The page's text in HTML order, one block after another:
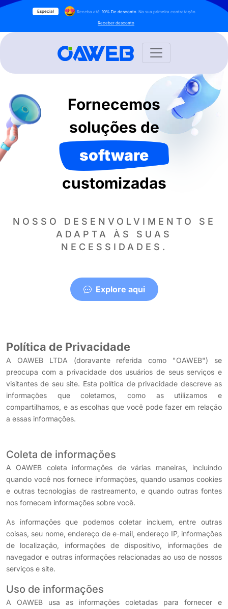
Especial Receba até 10% De desconto Na sua primeira contratação
Receber desconto
Fornecemos
soluções de
software
customizadas
NOSSO DESENVOLVIMENTO SE
ADAPTA ÀS SUAS
NECESSIDADES.
Explore aqui
Política de Privacidade
A OAWEB LTDA (doravante referida como "OAWEB") se
preocupa com a privacidade dos usuários de seus serviços e
visitantes de seu site. Esta política de privacidade descreve as
informações que coletamos, como as utilizamos e
compartilhamos, e as escolhas que você pode fazer em relação
a essas informações.
Coleta de informações
A OAWEB coleta informações de várias maneiras, incluindo
quando você nos fornece informações, quando usamos cookies
e outras tecnologias de rastreamento, e quando outras fontes
nos fornecem informações sobre você.
As informações que podemos coletar incluem, entre outras
coisas, seu nome, endereço de e-mail, endereço IP, informações
de localização, informações de dispositivo, informações de
navegador e outras informações relacionadas ao uso de nossos
serviços e site.
Uso de informações
A OAWEB usa as informações coletadas para fornecer e